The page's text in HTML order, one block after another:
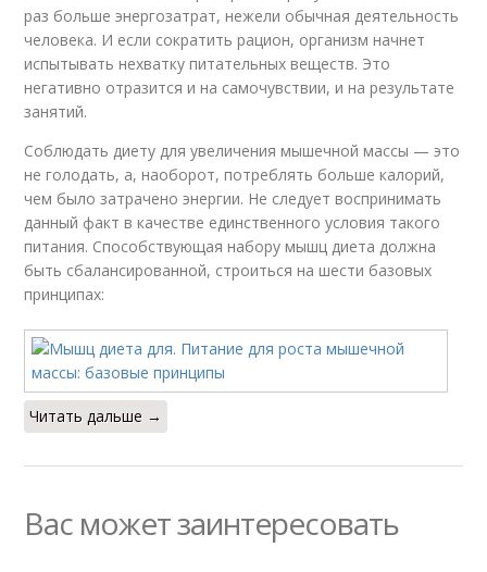
раз больше энергозатрат, нежели обычная деятельность
человека. И если сократить рацион, организм начнет
испытывать нехватку питательных веществ. Это
негативно отразится и на самочувствии, и на результате
занятий.
Соблюдать диету для увеличения мышечной массы — это
не голодать, а, наоборот, потреблять больше калорий,
чем было затрачено энергии. Не следует воспринимать
данный факт в качестве единственного условия такого
питания. Способствующая набору мышц диета должна
быть сбалансированной, строиться на шести базовых
принципах:
Читать дальше →
Вас может заинтересовать